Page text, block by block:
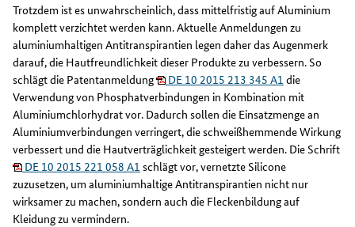
Trotzdem ist es unwahrscheinlich, dass mittelfristig auf Aluminium
komplett verzichtet werden kann. Aktuelle Anmeldungen zu
aluminiumhaltigen Antitranspirantien legen daher das Augenmerk
darauf, die Hautfreundlichkeit dieser Produkte zu verbessern. So
schlägt die Patentanmeldung
DE 10 2015 213 345 A1 die
Verwendung von Phosphatverbindungen in Kombination mit
Aluminiumchlorhydrat vor. Dadurch sollen die Einsatzmenge an
Aluminiumverbindungen verringert, die schweißhemmende Wirkung
verbessert und die Hautverträglichkeit gesteigert werden. Die Schrift
DE 10 2015 221 058 A1 schlägt vor, vernetzte Silicone
zuzusetzen, um aluminiumhaltige Antitranspirantien nicht nur
wirksamer zu machen, sondern auch die Fleckenbildung auf
Kleidung zu vermindern.